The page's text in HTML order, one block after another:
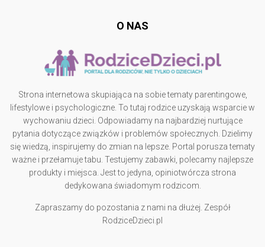
O NAS
Strona internetowa skupiająca na sobie tematy parentingowe,
lifestylowe i psychologiczne. To tutaj rodzice uzyskają wsparcie w
wychowaniu dzieci. Odpowiadamy na najbardziej nurtujące
pytania dotyczące związków i problemów społecznych. Dzielimy
się wiedzą, inspirujemy do zmian na lepsze. Portal porusza tematy
ważne i przełamuje tabu. Testujemy zabawki, polecamy najlepsze
produkty i miejsca. Jest to jedyna, opiniotwórcza strona
dedykowana świadomym rodzicom.
Zapraszamy do pozostania z nami na dłużej. Zespół
RodziceDzieci.pl